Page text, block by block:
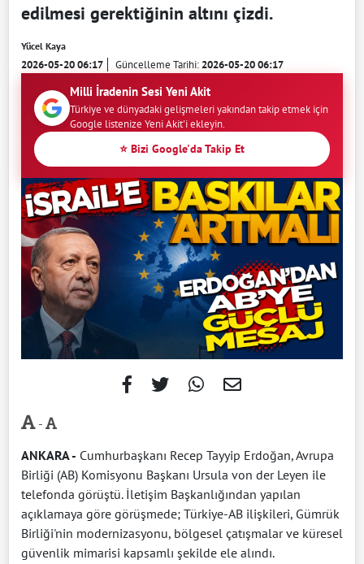
edilmesi gerektiğinin altını çizdi.
Yücel Kaya
2026-05-20 06:17 Güncelleme Tarihi:2026-05-20 06:17
Milli İradenin Sesi Yeni Akit
Türkiye ve dünyadaki gelişmeleri yakından takip etmek için
Google listenize Yeni Akit'i ekleyin.
⭐ Bizi Google'da Takip Et
-
ANKARA - Cumhurbaşkanı Recep Tayyip Erdoğan, Avrupa
Birliği (AB) Komisyonu Başkanı Ursula von der Leyen ile
telefonda görüştü. İletişim Başkanlığından yapılan
açıklamaya göre görüşmede; Türkiye-AB ilişkileri, Gümrük
Birliği'nin modernizasyonu, bölgesel çatışmalar ve küresel
güvenlik mimarisi kapsamlı şekilde ele alındı.